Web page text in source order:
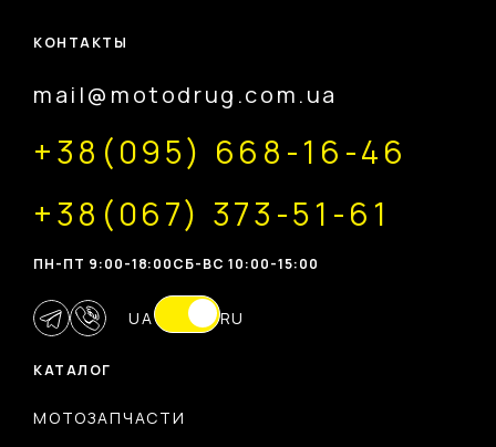
КАТАЛОГ
МОТОЗАПЧАСТИ
КОНТАКТЫ
mail@motodrug.com.ua
+38(095) 668-16-46
+38(067) 373-51-61
ПН-ПТ 9:00-18:00CБ-ВС 10:00-15:00
UA RU